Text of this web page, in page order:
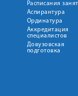
Расписания
Аспирантура
Ординатура
Аккредитация
специалистов
Довузовская
подготовка